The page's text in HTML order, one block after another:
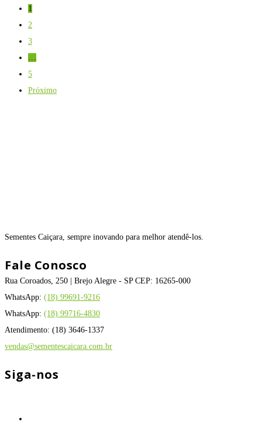
1
2
3
5
Próximo
Sementes Caiçara, sempre inovando para melhor atendê-los.
Fale Conosco
Rua Coroados, 250 | Brejo Alegre - SP CEP: 16265-000
WhatsApp: (18) 99691-9216
WhatsApp: (18) 99716-4830
Atendimento: (18) 3646-1337
vendas@sementescaicara.com.br
Siga-nos